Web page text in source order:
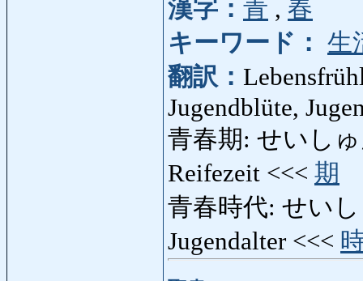
漢字： 青 , 春
キーワード： 生
翻訳：
Jugendblüte,
青春期: せいしゅ
Reifezeit <<< 期
青春時代: せいし
Jugendalter <<<